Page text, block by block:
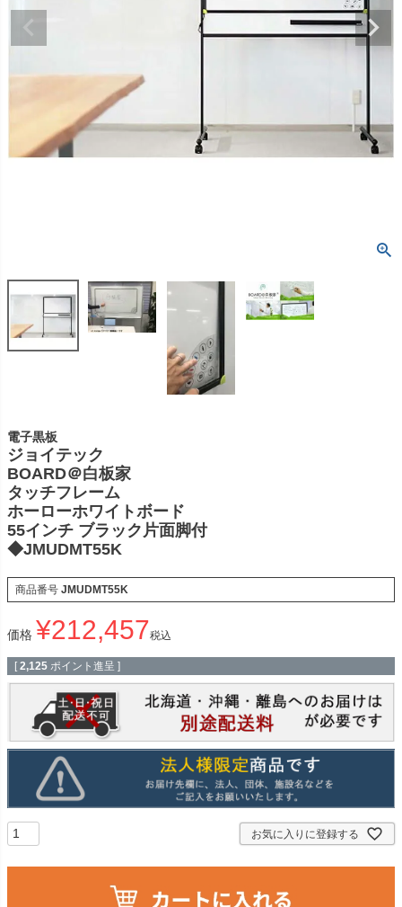
電子黒板
ジョイテック
BOARD＠白板家
タッチフレーム
ホーローホワイトボード
55インチ ブラック片面脚付
◆JMUDMT55K
商品番号 JMUDMT55K
価格 ¥212,457税込
[ 2,125 ポイント進呈 ]
お気に入りに登録する